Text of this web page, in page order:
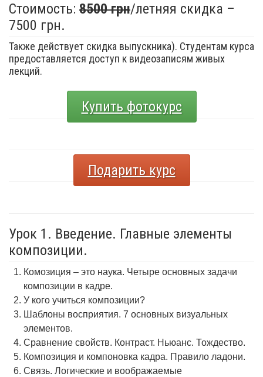
Стоимость: 8500 грн/летняя скидка –
7500 грн.
Также действует скидка выпускника). Студентам курса
предоставляется доступ к видеозаписям живых
лекций.
Купить фотокурс
Подарить курс
Урок 1. Введение. Главные элементы
композиции.
Комозиция – это наука. Четыре основных задачи
композиции в кадре.
У кого учиться композиции?
Шаблоны восприятия. 7 основных визуальных
элементов.
Сравнение свойств. Контраст. Ньюанс. Тождество.
Композиция и компоновка кадра. Правило ладони.
Связь. Логические и воображаемые